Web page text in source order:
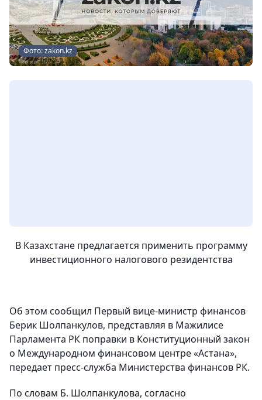
Фото: zakon.kz
В Казахстане предлагается применить программу
инвестиционного налогового резидентства
Об этом сообщил Первый вице-министр финансов
Берик Шолпанкулов, представляя в Мажилисе
Парламента РК поправки в Конституционный закон
о Международном финансовом центре «Астана»,
передает пресс-служба Министерства финансов РК.
По словам Б. Шолпанкулова, согласно